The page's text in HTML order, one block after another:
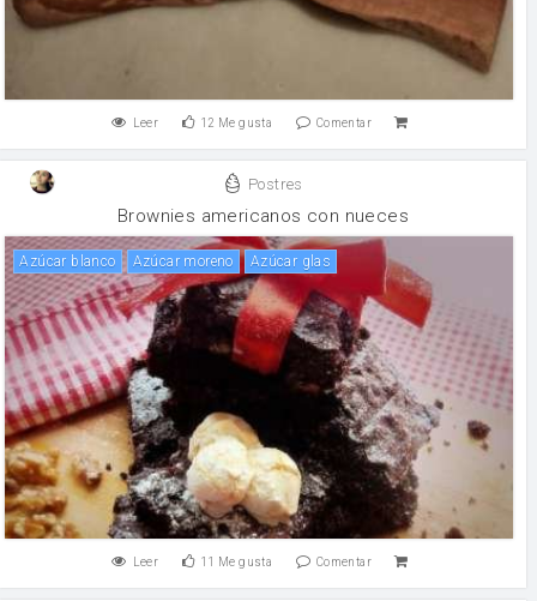
Leer 12 Me gusta Comentar
Postres
Brownies americanos con nueces
Azúcar blanco Azúcar moreno azúcar glas
Leer 11 Me gusta Comentar